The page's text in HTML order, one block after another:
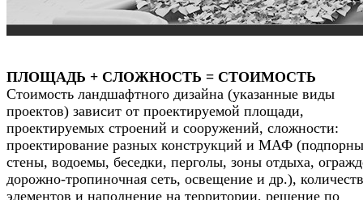
ПЛОЩАДЬ + СЛОЖНОСТЬ = СТОИМОСТЬ
Стоимость ландшафтного дизайна (указанные виды
проектов) зависит от проектируемой площади,
проектируемых строений и сооружений, сложности:
проектирование разных конструкций и МАФ
стены, водоемы, беседки, перголы, зоны отдыха,
дорожно-тропиночная сеть, освещение и др.),
элементов и наполнение на территории, решение по